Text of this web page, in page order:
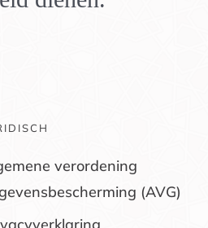
verordening
(AVG)